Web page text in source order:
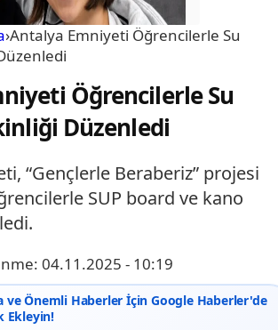
›Antalya Emniyeti Öğrencilerle Su
Öğrencilerle Su
Düzenledi
“Gençlerle Beraberiz” projesi
SUP board ve kano
04.11.2025 - 10:19
ve Önemli Haberler İçin Google Haberler'de
Ekleyin!